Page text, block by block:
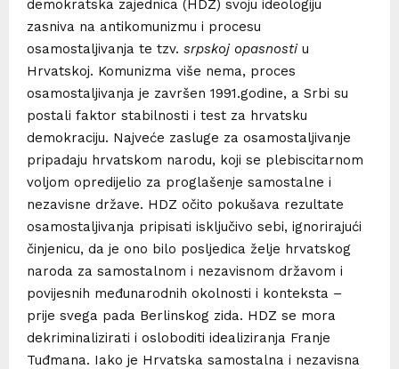
demokratska zajednica (HDZ) svoju ideologiju
zasniva na antikomunizmu i procesu
osamostaljivanja te tzv. srpskoj opasnosti u
Hrvatskoj. Komunizma više nema, proces
osamostaljivanja je završen 1991.godine, a Srbi su
postali faktor stabilnosti i test za hrvatsku
demokraciju. Najveće zasluge za osamostaljivanje
pripadaju hrvatskom narodu, koji se plebiscitarnom
voljom opredijelio za proglašenje samostalne i
nezavisne države. HDZ očito pokušava rezultate
osamostaljivanja pripisati isključivo sebi, ignorirajući
činjenicu, da je ono bilo posljedica želje hrvatskog
naroda za samostalnom i nezavisnom državom i
povijesnih međunarodnih okolnosti i konteksta –
prije svega pada Berlinskog zida. HDZ se mora
dekriminalizirati i osloboditi idealiziranja Franje
Tuđmana. Iako je Hrvatska samostalna i nezavisna